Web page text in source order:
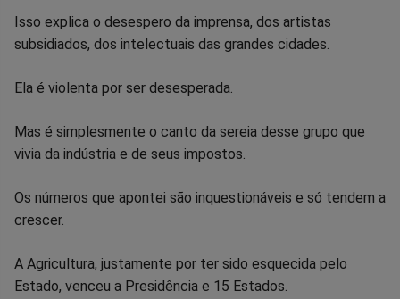
Isso explica o desespero da imprensa, dos artistas
subsidiados, dos intelectuais das grandes cidades.
Ela é violenta por ser desesperada.
Mas é simplesmente o canto da sereia desse grupo que
vivia da indústria e de seus impostos.
Os números que apontei são inquestionáveis e só tendem a
crescer.
A Agricultura, justamente por ter sido esquecida pelo
Estado, venceu a Presidência e 15 Estados.